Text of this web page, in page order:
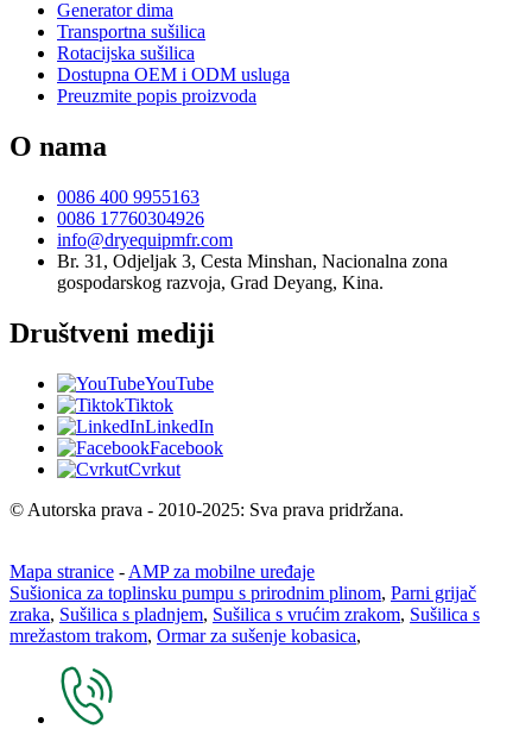
Generator dima
Transportna sušilica
Rotacijska sušilica
Dostupna OEM i ODM usluga
Preuzmite popis proizvoda
O nama
0086 400 9955163
0086 17760304926
info@dryequipmfr.com
Br. 31, Odjeljak 3, Cesta Minshan, Nacionalna zona
gospodarskog razvoja, Grad Deyang, Kina.
Društveni mediji
YouTube
Tiktok
LinkedIn
Facebook
Cvrkut
© Autorska prava - 2010-2025: Sva prava pridržana.
Mapa stranice - AMP za mobilne uređaje
Sušionica za toplinsku pumpu s prirodnim plinom, Parni grijač
zraka, Sušilica s pladnjem, Sušilica s vrućim zrakom, Sušilica s
mrežastom trakom, Ormar za sušenje kobasica,